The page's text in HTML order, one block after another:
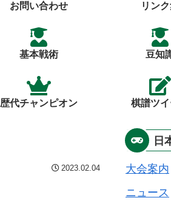
お問い合わせ リン
基本戦術 豆知
歴代チャンピオン 棋譜ツイ
2023.02.04
日
大会案内
ニュース